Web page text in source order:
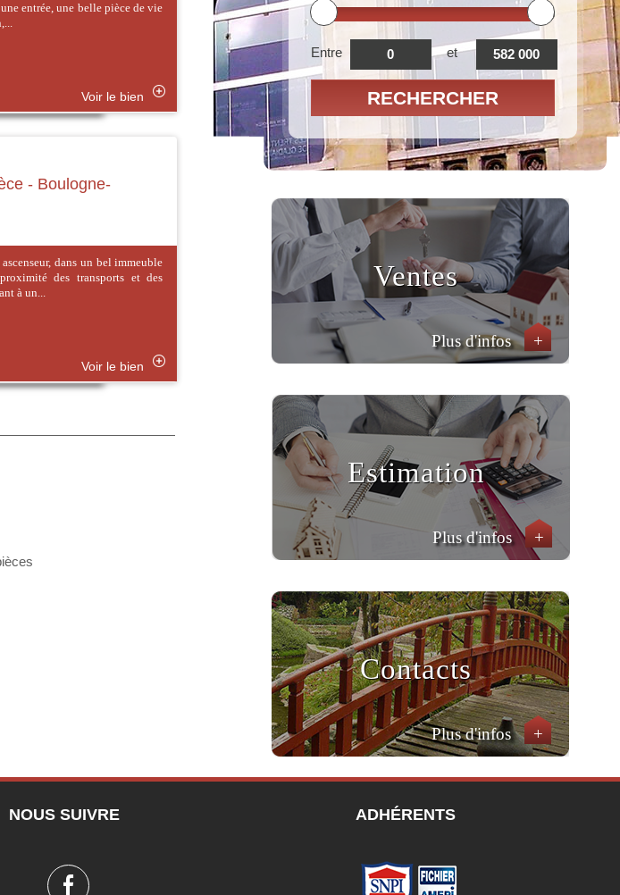
Entre et
RECHERCHER
entrée, une belle pièce de vie
Voir le bien
- Boulogne-
dans un bel immeuble
des transports et des
à un...
Voir le bien
Ventes
Plus d'infos +
Estimation
Plus d'infos +
Contacts
Plus d'infos +
NOUS SUIVRE ADHÉRENTS